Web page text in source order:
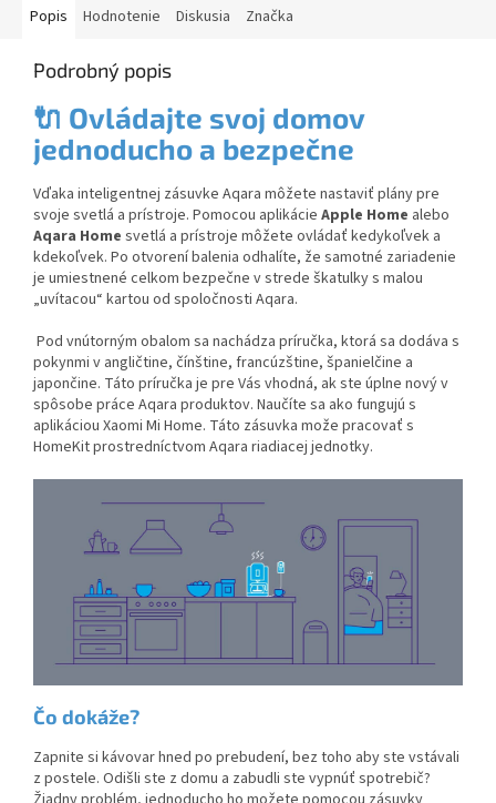
Popis Hodnotenie Diskusia Značka
Podrobný popis
🔌 Ovládajte svoj domov
jednoducho a bezpečne
Vďaka inteligentnej zásuvke Aqara môžete nastaviť plány pre
svoje svetlá a prístroje. Pomocou aplikácie Apple Home alebo
Aqara Home svetlá a prístroje môžete ovládať kedykoľvek a
kdekoľvek. Po otvorení balenia odhalíte, že samotné zariadenie
je umiestnené celkom bezpečne v strede škatulky s malou
„uvítacou“ kartou od spoločnosti Aqara.
Pod vnútorným obalom sa nachádza príručka, ktorá sa dodáva s
pokynmi v angličtine, čínštine, francúzštine, španielčine a
japončine. Táto príručka je pre Vás vhodná, ak ste úplne nový v
spôsobe práce Aqara produktov. Naučíte sa ako fungujú s
aplikáciou Xaomi Mi Home. Táto zásuvka može pracovať s
HomeKit prostredníctvom Aqara riadiacej jednotky.
Čo dokáže?
Zapnite si kávovar hned po prebudení, bez toho aby ste vstávali
z postele. Odišli ste z domu a zabudli ste vypnúť spotrebič?